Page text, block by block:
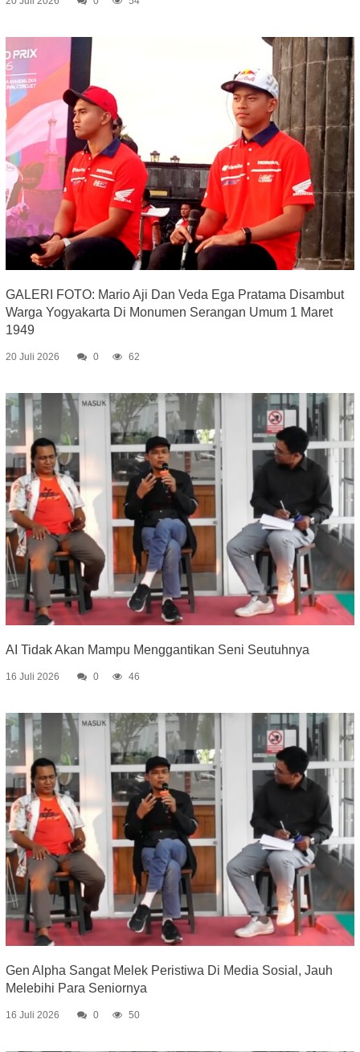
GALERI FOTO: Mario Aji Dan Veda Ega Pratama Disambut
Warga Yogyakarta Di Monumen Serangan Umum 1 Maret
1949
20 Juli 2026 0 62
AI Tidak Akan Mampu Menggantikan Seni Seutuhnya
16 Juli 2026 0 46
Gen Alpha Sangat Melek Peristiwa Di Media Sosial, Jauh
Melebihi Para Seniornya
16 Juli 2026 0 50